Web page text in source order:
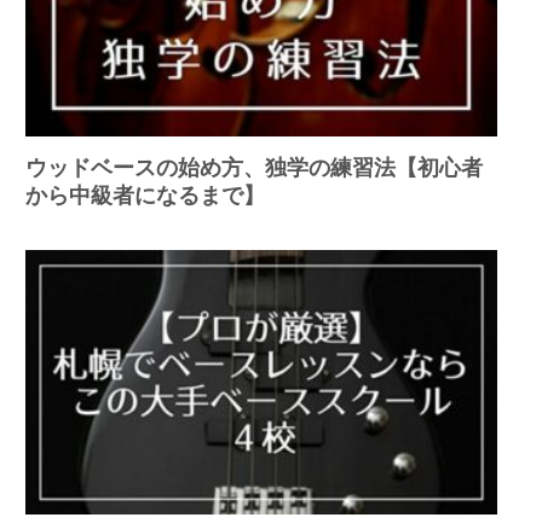
ウッドベースの始め方、独学の練習法【初心者
から中級者になるまで】